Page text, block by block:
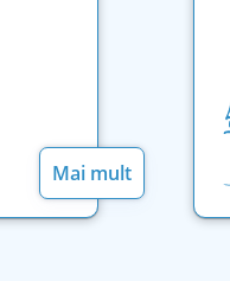
Mai mult